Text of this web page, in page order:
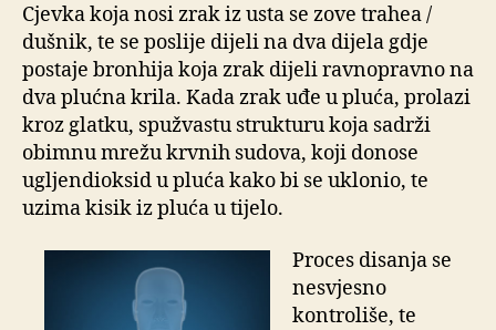
Cjevka koja nosi zrak iz usta se zove trahea /
dušnik, te se poslije dijeli na dva dijela gdje
postaje bronhija koja zrak dijeli ravnopravno na
dva plućna krila. Kada zrak uđe u pluća, prolazi
kroz glatku, spužvastu strukturu koja sadrži
obimnu mrežu krvnih sudova, koji donose
ugljendioksid u pluća kako bi se uklonio, te
uzima kisik iz pluća u tijelo.
Proces disanja se
nesvjesno
kontroliše, te